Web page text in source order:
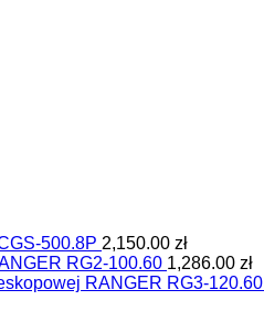
500.8P 2,150.00 zł
RG2-100.60 1,286.00 zł
RANGER RG3-120.60